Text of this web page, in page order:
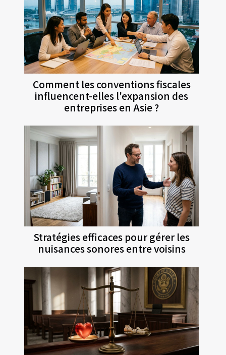
Comment les conventions fiscales
influencent-elles l'expansion des
entreprises en Asie ?
Stratégies efficaces pour gérer les
nuisances sonores entre voisins